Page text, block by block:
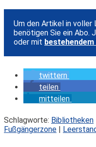
Um den Artikel in voller
benötigen Sie ein Abo.
oder mit
twittern
teilen
mitteilen
Schlagworte: Bibliotheken
Fußgängerzone |